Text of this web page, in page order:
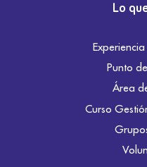
Lo
Punto
Área
Curso